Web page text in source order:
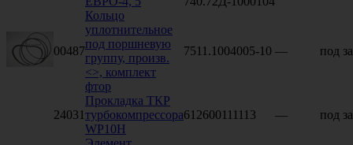
00487
Кольцо
уплотнительное
под поршневую
группу, произв.
<>, комплект
фтор
7511.1004005-10 — под
24031
Прокладка ТКР
турбокомпрессора
WP10H
612600111113 — под